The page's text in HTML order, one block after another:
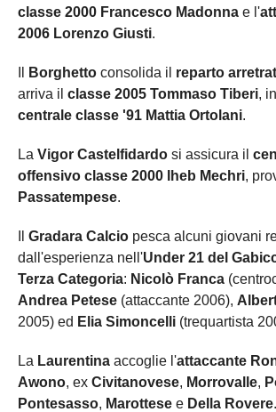
classe 2000 Francesco Madonna e l'
2006 Lorenzo Giusti.
Borghetto consolida il reparto
arriva il classe 2005 Tommaso Tiberi,
centrale classe '91 Mattia Ortolani.
La Vigor Castelfidardo si assicura il
offensivo classe 2000 Iheb Mechri,
Passatempese.
Gradara Calcio pesca alcuni giovani
dall'esperienza nell'Under 21 del
Terza Categoria: Nicolò Franca
Andrea Petese (attaccante 2006),
2005) ed Elia Simoncelli (trequartista
La Laurentina accoglie l'attaccante
Awono, ex Civitanovese, Morrovalle,
Pontesasso, Marottese e Della Rovere